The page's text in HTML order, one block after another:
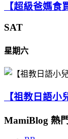
【超級爸媽
SAT
星期六
【祖教日語小
MamiBlog 熱